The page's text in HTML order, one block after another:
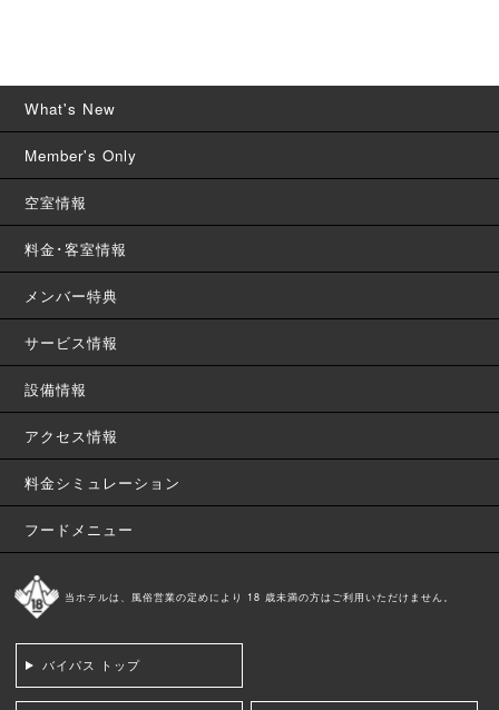
What's New
Member's Only
空室情報
料金･客室情報
メンバー特典
サービス情報
設備情報
アクセス情報
料金シミュレーション
フードメニュー
当ホテルは、風俗営業の定めにより 18 歳未満の方はご利用いただけません。
バイパス トップ